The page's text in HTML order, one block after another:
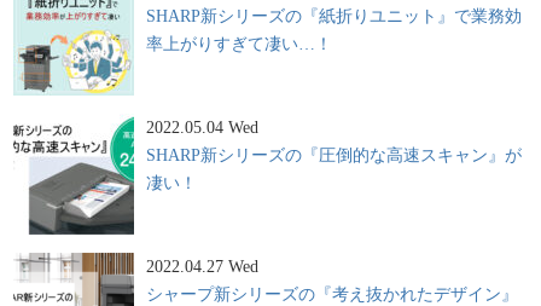
SHARP新シリーズの『紙折りユニット』で業務効
率上がりすぎて凄い…！
2022.05.04 Wed
SHARP新シリーズの『圧倒的な高速スキャン』が
凄い！
2022.04.27 Wed
シャープ新シリーズの『考え抜かれたデザイン』